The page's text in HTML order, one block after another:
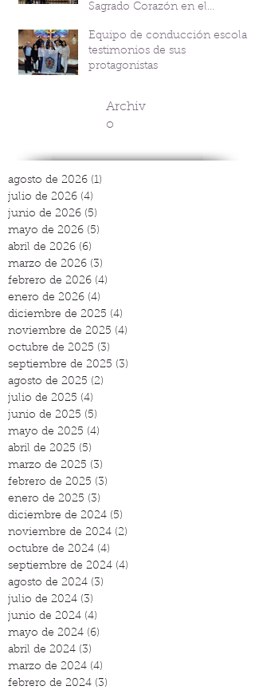
Sagrado Corazón en el
Coindre
Equipo de conducción escolar:
testimonios de sus
protagonistas
Archiv
o
agosto de 2026 (1)
julio de 2026 (4)
junio de 2026 (5)
mayo de 2026 (5)
abril de 2026 (6)
marzo de 2026 (3)
febrero de 2026 (4)
enero de 2026 (4)
diciembre de 2025 (4)
noviembre de 2025 (4)
octubre de 2025 (3)
septiembre de 2025 (3)
agosto de 2025 (2)
julio de 2025 (4)
junio de 2025 (5)
mayo de 2025 (4)
abril de 2025 (5)
marzo de 2025 (3)
febrero de 2025 (3)
enero de 2025 (3)
diciembre de 2024 (5)
noviembre de 2024 (2)
octubre de 2024 (4)
septiembre de 2024 (4)
agosto de 2024 (3)
julio de 2024 (3)
junio de 2024 (4)
mayo de 2024 (6)
abril de 2024 (3)
marzo de 2024 (4)
febrero de 2024 (3)